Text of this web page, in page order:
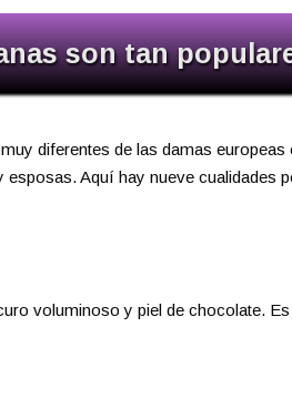
son tan
diferentes de las damas europeas
Aquí hay nueve cualidades
voluminoso y piel de chocolate.